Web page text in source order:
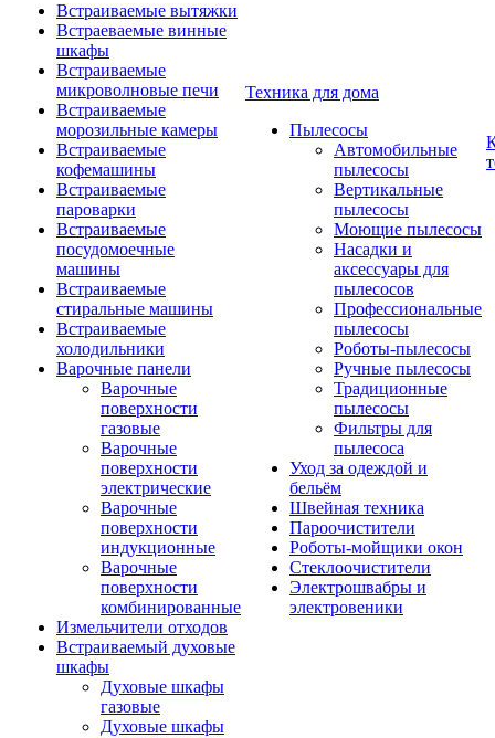
Встраиваемые вытяжки
Встраеваемые винные
шкафы
Встраиваемые
микроволновые печи
Встраиваемые
морозильные камеры
Встраиваемые
кофемашины
Встраиваемые
пароварки
Встраиваемые
посудомоечные
машины
Встраиваемые
стиральные машины
Встраиваемые
холодильники
Варочные панели
Варочные
поверхности
газовые
Варочные
поверхности
электрические
Варочные
поверхности
индукционные
Варочные
поверхности
комбинированные
Измельчители отходов
Встраиваемый духовые
шкафы
Духовые шкафы
газовые
Духовые шкафы
Техника для дома
Пылесосы
Автомобильные
пылесосы
Вертикальные
пылесосы
Моющие пылесосы
Насадки и
аксессуары для
пылесосов
Профессиональные
пылесосы
Роботы-пылесосы
Ручные пылесосы
Традиционные
пылесосы
Фильтры для
пылесоса
Уход за одеждой и
бельём
Швейная техника
Пароочистители
Роботы-мойщики окон
Стеклоочистители
Электрошвабры и
электровеники